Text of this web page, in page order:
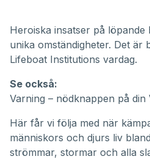
Heroiska insatser på löpande
unika omständigheter. Det är
Lifeboat Institutions vardag.
Se också:
Varning – nödknappen på
Här får vi följa med när
människors och djurs liv
strömmar, stormar och alla